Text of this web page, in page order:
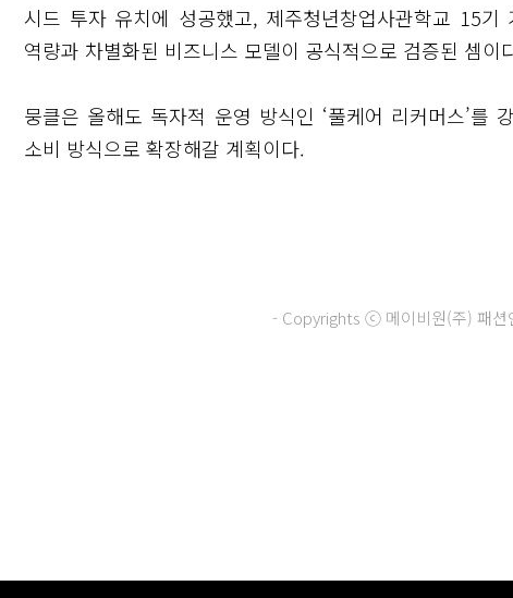
시드 투자 유치에 성공했고, 제주청년창업사관학교 15
역량과 차별화된 비즈니스 모델이 공식적으로 검증된 셈이
뭉클은 올해도 독자적 운영 방식인 ‘풀케어 리커머스’
소비 방식으로 확장해갈 계획이다.
- Copyrights ⓒ 메이비원(주) 패션